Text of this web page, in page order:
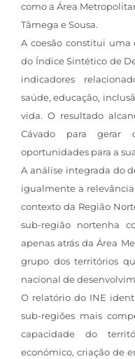
como a Área
Tâmega e Sousa.
A coesão constitui
do Índice Sintético de
indicadores
saúde, educação,
vida. O resultado
Cávado para gerar
oportunidades para a
A análise integrada do
igualmente a
contexto da Região
sub-região nortenha
apenas atrás da Área
grupo dos territórios
nacional de
O relatório do INE
sub-regiões mais
capacidade do
económico, criação de